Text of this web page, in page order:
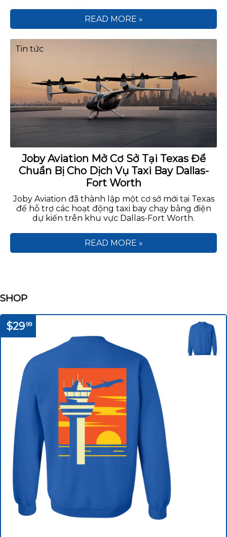
READ MORE »
Joby Aviation Mở Cơ Sở Tại Texas Để
Chuẩn Bị Cho Dịch Vụ Taxi Bay Dallas-
Fort Worth
Joby Aviation đã thành lập một cơ sở mới tại Texas
để hỗ trợ các hoạt động taxi bay chạy bằng điện
dự kiến trên khu vực Dallas-Fort Worth.
Tin tức
READ MORE »
SHOP
$2999